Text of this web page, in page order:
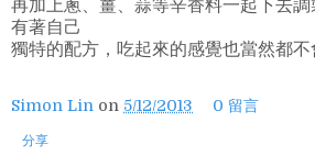
再加上蔥、薑、蒜等辛香料一起下去
有著自己
獨特的配方，吃起來的感覺也當然都不
Simon Lin on 5/12/2013 0 留言
分享